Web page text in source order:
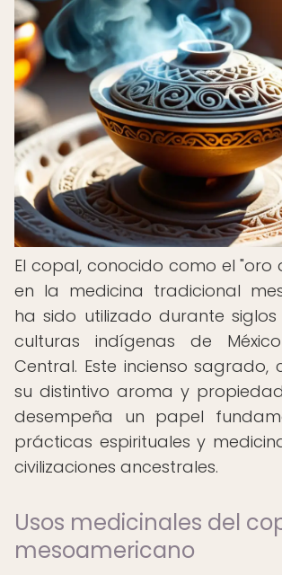
El copal, conocido como el "oro
en la medicina tradicional
ha sido utilizado durante
culturas indígenas de
Central. Este incienso sagrado,
su distintivo aroma y
desempeña un papel
prácticas espirituales y
civilizaciones ancestrales.
Usos medicinales del
mesoamericano